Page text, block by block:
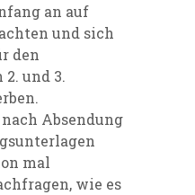
an auf
und sich
den
und 3.
Absendung
mal
wie es